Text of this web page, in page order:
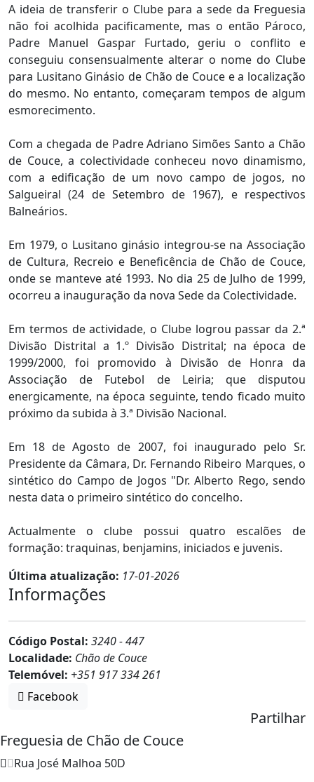
A ideia de transferir o Clube para a sede da Freguesia
não foi acolhida pacificamente, mas o então Pároco,
Padre Manuel Gaspar Furtado, geriu o conflito e
conseguiu consensualmente alterar o nome do Clube
para Lusitano Ginásio de Chão de Couce e a localização
do mesmo. No entanto, começaram tempos de algum
esmorecimento.
Com a chegada de Padre Adriano Simões Santo a Chão
de Couce, a colectividade conheceu novo dinamismo,
com a edificação de um novo campo de jogos, no
Salgueiral (24 de Setembro de 1967), e respectivos
Balneários.
Em 1979, o Lusitano ginásio integrou-se na Associação
de Cultura, Recreio e Beneficência de Chão de Couce,
onde se manteve até 1993. No dia 25 de Julho de 1999,
ocorreu a inauguração da nova Sede da Colectividade.
Em termos de actividade, o Clube logrou passar da 2.ª
Divisão Distrital a 1.º Divisão Distrital; na época de
1999/2000, foi promovido à Divisão de Honra da
Associação de Futebol de Leiria; que disputou
energicamente, na época seguinte, tendo ficado muito
próximo da subida à 3.ª Divisão Nacional.
Em 18 de Agosto de 2007, foi inaugurado pelo Sr.
Presidente da Câmara, Dr. Fernando Ribeiro Marques, o
sintético do Campo de Jogos "Dr. Alberto Rego, sendo
nesta data o primeiro sintético do concelho.
Actualmente o clube possui quatro escalões de
formação: traquinas, benjamins, iniciados e juvenis.
Última atualização: 17-01-2026
Informações
Código Postal: 3240 - 447
Localidade: Chão de Couce
Telemóvel: +351 917 334 261
Facebook
Partilhar
Freguesia de Chão de Couce
Rua José Malhoa 50D